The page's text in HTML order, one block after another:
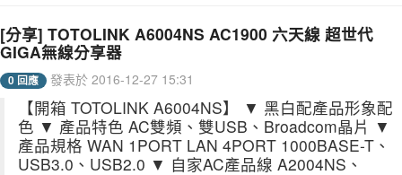
[分享] TOTOLINK A6004NS AC1900 六天線 超世代
GIGA無線分享器
0 回應 發表於 2016-12-27 15:31
【開箱 TOTOLINK A6004NS】 ▼ 黑白配產品形象配
色 ▼ 產品特色 AC雙頻、雙USB、Broadcom晶片 ▼
產品規格 WAN 1PORT LAN 4PORT 1000BASE-T、
USB3.0、USB2.0 ▼ 自家AC產品線 A2004NS、